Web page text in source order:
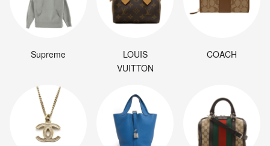
Supreme
LOUIS
VUITTON
COACH